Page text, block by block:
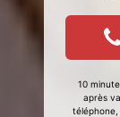
10
après